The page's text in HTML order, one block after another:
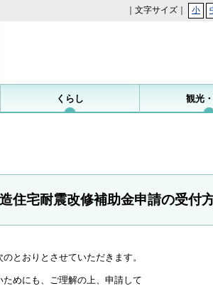
｜文字サイズ｜ 小
くらし 観光
住宅耐震改修補助金申請の受付
とおりとさせていただきます。
めにも、ご理解の上、申請して